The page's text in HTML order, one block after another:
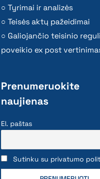
Tyrimai ir analizės
Teisės aktų pažeidimai
Galiojančio teisinio
poveikio ex post
Prenumeruokite
naujienas
El. paštas
Sutinku su privatumo